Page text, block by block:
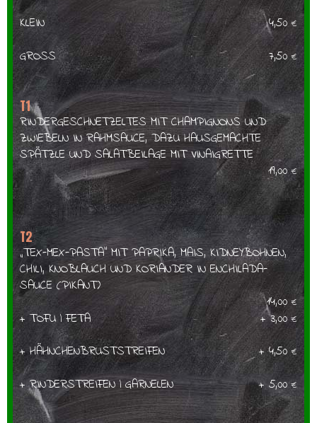
KLEIN
4,50€
GROSS 7,50€
T1
RINDERGESCHNETZELTES MIT CHAMPIGNONS UND
ZWIEBELN IN RAHMSAUCE, DAZU HAUSGEMACHTE
SPÄTZLE UND SALATBEILAGE MIT VINAIGRETTE
19,00€
T2
„TEX-MEX-PASTA“ MIT PAPRIKA, MAIS, KIDNEYBOHNEN,
CHILI, KNOBLAUCH UND KORIANDER IN ENCHILADA-
SAUCE (PIKANT)
14,00€
+ TOFU | FETA + 3,00€
+ HÄHNCHENBRUSTSTREIFEN + 4,50€
+ RINDERSTREIFEN | GARNELEN + 5,00€